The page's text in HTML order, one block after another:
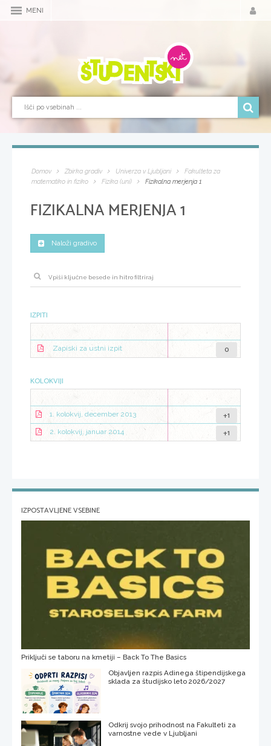
MENI
Domov Zbirka gradiv Univerza v Ljubljani
Fakulteta za
matematiko in fiziko
Fizika (uni) Fizikalna merjenja 1
FIZIKALNA MERJENJA 1
Naloži gradivo
IZPITI
Zapiski za ustni izpit 0
KOLOKVIJI
1. kolokvij, december 2013 +1
2. kolokvij, januar 2014 +1
IZPOSTAVLJENE VSEBINE
Priključi se taboru na kmetiji – Back To The Basics
Objavljen razpis Adinega štipendijskega
sklada za študijsko leto 2026/2027
Odkrij svojo prihodnost na Fakulteti za
varnostne vede v Ljubljani